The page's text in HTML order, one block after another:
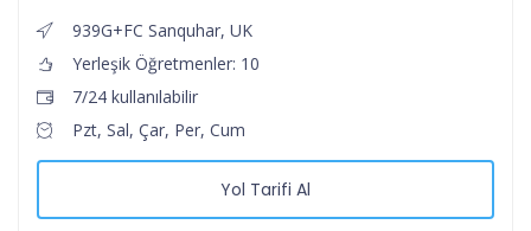
939G+FC Sanquhar, UK
Yerleşik Öğretmenler: 10
7/24 kullanılabilir
Pzt, Sal, Çar, Per, Cum
Yol Tarifi Al